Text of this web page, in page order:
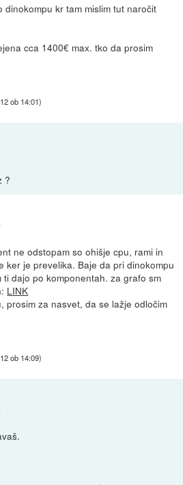
dinokompu kr tam mislim tut naročit
cca 1400€ max. tko da prosim
ob 14:01)
?
ne odstopam so ohišje cpu, rami in
ker je prevelika. Baje da pri dinokompu
dajo po komponentah. za grafo sm
LINK
prosim za nasvet, da se lažje odločim
ob 14:09)